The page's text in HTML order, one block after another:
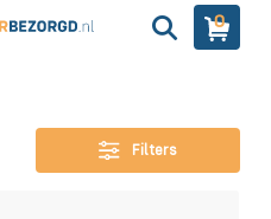
0
Filters